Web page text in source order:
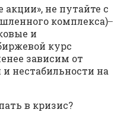
не путайте с
комплекса)
и
курс
зависим от
нестабильности на